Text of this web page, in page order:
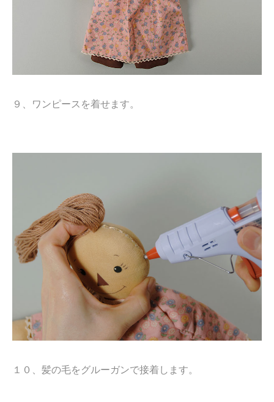
９、ワンピースを着せます。
１０、髪の毛をグルーガンで接着します。